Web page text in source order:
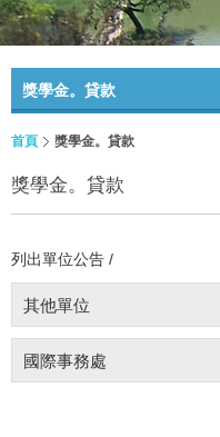
獎學金。貸款
首頁 獎學金。貸款
獎學金。貸款
列出單位公告 /
其他單位
國際事務處